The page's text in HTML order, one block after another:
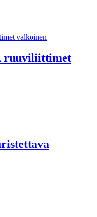
ruuviliittimet